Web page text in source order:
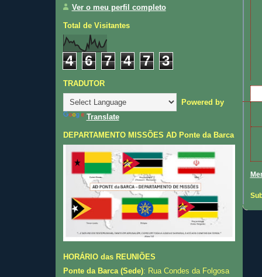
Ver o meu perfil completo
Total de Visitantes
4 6 7 4 7 3
TRADUTOR
Powered by
Translate
DEPARTAMENTO MISSÕES AD Ponte da Barca
HORÁRIO das REUNIÕES
Ponte da Barca (Sede): Rua Condes da Folgosa